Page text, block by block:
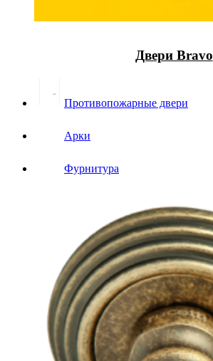
Двери Bravo
Противопожарные двери
Арки
Фурнитура